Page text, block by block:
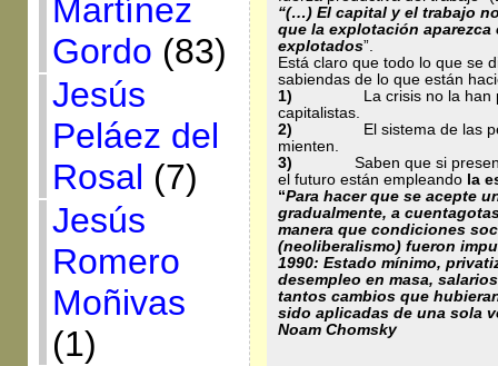
Martínez
Gordo (83)
Jesús
Peláez del
Rosal (7)
Jesús
Romero
Moñivas
(1)
“(…) El capital y el trabajo
que la explotación
explotados”.
Está claro que todo lo que se
sabiendas de lo que están
1)
La crisis no la han
capitalistas.
2)
El sistema de las
mienten.
3) Saben que si
el futuro están empleando la
“Para hacer que se acepte
gradualmente, a
manera que condiciones
(neoliberalismo) fueron
1990: Estado mínimo,
desempleo en masa,
tantos cambios que
sido aplicadas de una sola
Noam Chomsky